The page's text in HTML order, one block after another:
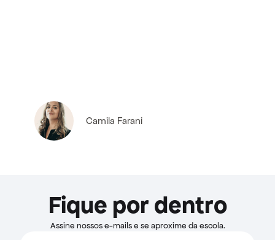
Camila Farani
Fique por dentro
Assine nossos e-mails e se aproxime da escola.